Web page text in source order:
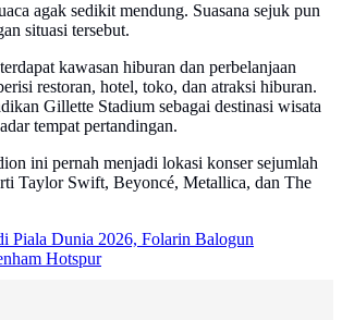
agak sedikit mendung. Suasana sejuk pun
situasi tersebut.
kawasan hiburan dan perbelanjaan
restoran, hotel, toko, dan atraksi hiburan.
Gillette Stadium sebagai destinasi wisata
tempat pertandingan.
ini pernah menjadi lokasi konser sejumlah
Taylor Swift, Beyoncé, Metallica, dan The
Piala Dunia 2026, Folarin Balogun
Hotspur